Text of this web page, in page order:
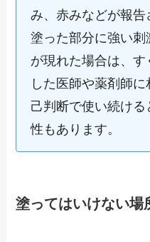
み、赤みなどが報告
塗った部分に強い
が現れた場合は、
した医師や薬剤師
己判断で使い続け
性もあります。
塗ってはいけない場